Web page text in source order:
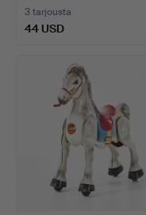
3 tarjousta
44 USD